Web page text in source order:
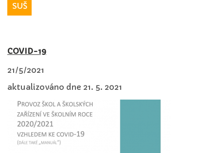
SUŠ
COVID-19
21/5/2021
aktualizováno dne 21. 5. 2021